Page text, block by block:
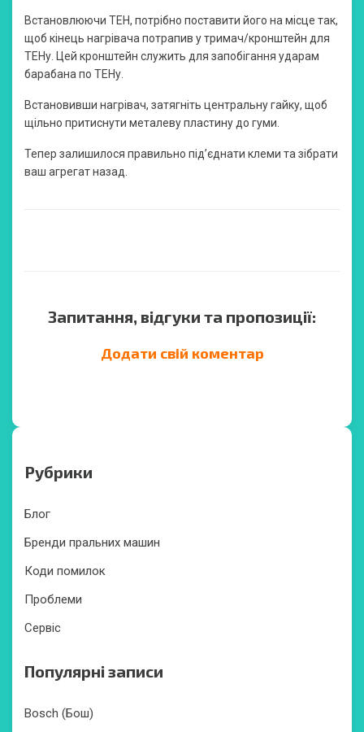
Встановлюючи ТЕН, потрібно поставити його на місце так,
щоб кінець нагрівача потрапив у тримач/кронштейн для
ТЕНу. Цей кронштейн служить для запобігання ударам
барабана по ТЕНу.
Встановивши нагрівач, затягніть центральну гайку, щоб
щільно притиснути металеву пластину до гуми.
Тепер залишилося правильно під’єднати клеми та зібрати
ваш агрегат назад.
Запитання, відгуки та пропозиції:
Додати свій коментар
Рубрики
Блог
Бренди пральних машин
Коди помилок
Проблеми
Сервіс
Популярні записи
Bosch (Бош)